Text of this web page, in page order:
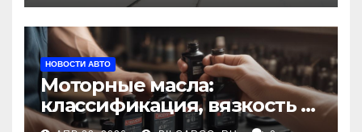
НОВОСТИ АВТО
Моторные масла:
классификация, вязкость и
рекомендации по выбору